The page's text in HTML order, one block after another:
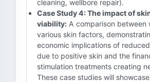
cleaning, wellbore repair).
Case Study 4: The impact of
viability: A comparison between
various skin factors,
economic implications of
due to positive skin and the
stimulation treatments creating
These case studies will